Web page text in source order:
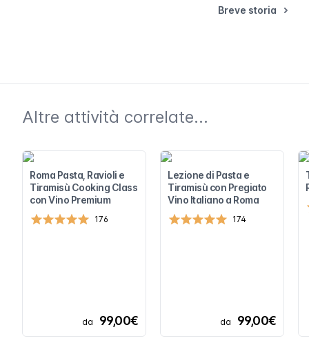
Breve storia
Altre attività correlate...
Roma Pasta, Ravioli e
Tiramisù Cooking Class
con Vino Premium
176
da 99,00€
Lezione di Pasta e
Tiramisù con Pregiato
Vino Italiano a Roma
174
da 99,00€